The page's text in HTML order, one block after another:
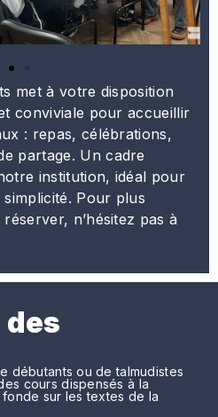
met à votre disposition
conviviale pour accueillir
: repas, célébrations,
partage. Un cadre
institution, idéal pour
Pour plus
n’hésitez pas à
des
débutants ou de talmudistes
cours dispensés à la
sur les textes de la